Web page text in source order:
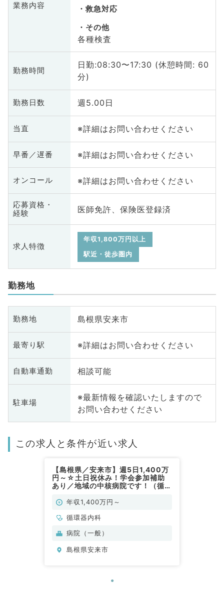
業務内容 救急対応
その他
各種検査
勤務時間
日勤:08:30〜17:30 (休憩時間: 60
分)
勤務日数 週5.00日
当直 ※詳細はお問い合わせください
早番／遅番 ※詳細はお問い合わせください
オンコール ※詳細はお問い合わせください
応募資格・
経験
医師免許、保険医登録済
求人特徴
年収1,800万円以上
駅近・徒歩圏内
勤務地
勤務地 島根県安来市
最寄り駅 ※詳細はお問い合わせください
自動車通勤 相談可能
駐車場
※最新情報を確認いたしますので
お問い合わせください
この求人と条件が近い求人
【島根県／安来市】週5日1,400万
円～☆土日祝休み！学会参加補助
あり／地域の中核病院です！（循環
年収1,400万円～
循環器内科
病院（一般）
島根県安来市